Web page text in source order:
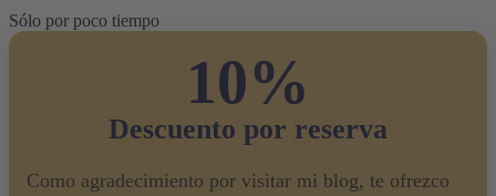
Sólo por poco tiempo
10%
Descuento por reserva
Como agradecimiento por visitar mi blog, te ofrezco